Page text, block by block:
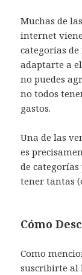
Muchas de
internet
categorías de
adaptarte a
no puedes
no todos
gastos.
Una de las
es
de categorías
tener tantas
Cómo
Como
suscribirte al